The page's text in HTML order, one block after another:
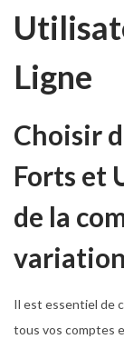
Ligne
Choisir
Forts et
de la
variation
Il est essentiel de
tous vos comptes